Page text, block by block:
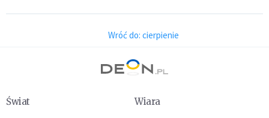
Wróć do: cierpienie
Świat
Wiara